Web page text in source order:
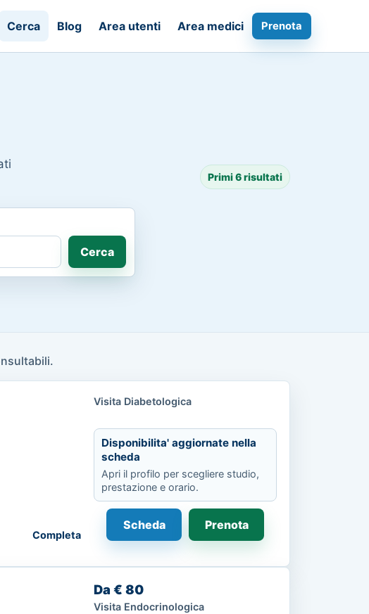
Cerca Blog Area utenti Area medici Prenota
Primi 6 risultati
Cerca
Completa
Visita Diabetologica
Disponibilita' aggiornate nella
scheda
Apri il profilo per scegliere studio,
prestazione e orario.
Scheda Prenota
Da € 80
Visita Endocrinologica